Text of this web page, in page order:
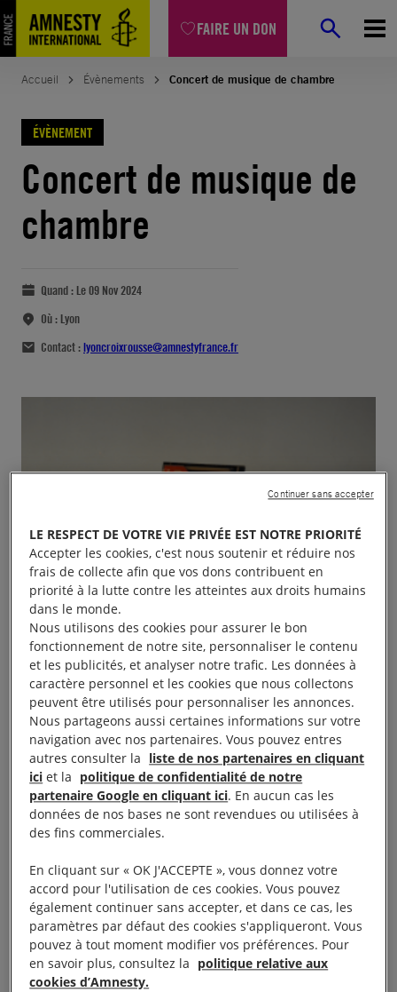
FAIRE UN DON
Accueil Évènements Concert de musique de chambre
ÉVÈNEMENT
Concert de musique de
chambre
Quand : Le 09 Nov 2024
Où : Lyon
Contact :lyoncroixrousse@amnestyfrance.fr
Concert de musique de chambre avec les musiciens
18 quai de Bondy – 69005 Lyon
Au programme : les chefs-d’œuvre de la musique
de chambre de Mozart à Poulenc, interprétées par
des duos, trios et quatuors de musiciens animés par
LE RESPECT DE VOTRE VIE PRIVÉE EST NOTRE PRIORITÉ
Accepter les cookies, c'est nous soutenir et réduire nos
frais de collecte afin que vos dons contribuent en
priorité à la lutte contre les atteintes aux droits humains
dans le monde.
Nous utilisons des cookies pour assurer le bon
fonctionnement de notre site, personnaliser le contenu
et les publicités, et analyser notre trafic. Les données à
caractère personnel et les cookies que nous collectons
peuvent être utilisés pour personnaliser les annonces.
Nous partageons aussi certaines informations sur votre
navigation avec nos partenaires. Vous pouvez entres
autres consulter la liste de nos partenaires en cliquant
ici et la politique de confidentialité de notre
partenaire Google en cliquant ici. En aucun cas les
données de nos bases ne sont revendues ou utilisées à
des fins commerciales.
En cliquant sur « OK J'ACCEPTE », vous donnez votre
accord pour l'utilisation de ces cookies. Vous pouvez
également continuer sans accepter, et dans ce cas, les
paramètres par défaut des cookies s'appliqueront. Vous
pouvez à tout moment modifier vos préférences. Pour
en savoir plus, consultez la politique relative aux
cookies d’Amnesty.
Continuer sans accepter